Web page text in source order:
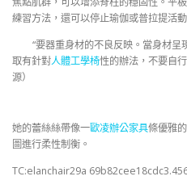
練習方法，還可以停止瑜伽或普拉提活動
“要器重身材的不良反映。當身材
取有針對人體工學椅性的辦法，不要自
源）
她的蕾絲絲帶像一歐凌辦公家具條優雅
圖進行柔性制衡。
TC:elanchair29a